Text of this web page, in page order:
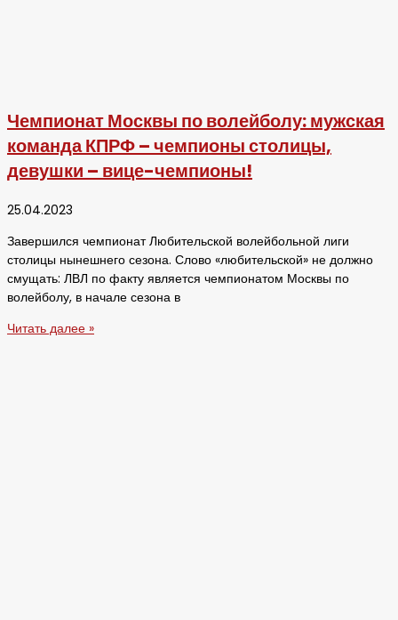
Чемпионат Москвы по волейболу: мужская
команда КПРФ – чемпионы столицы,
девушки – вице-чемпионы!
25.04.2023
Завершился чемпионат Любительской волейбольной лиги
столицы нынешнего сезона. Слово «любительской» не должно
смущать: ЛВЛ по факту является чемпионатом Москвы по
волейболу, в начале сезона в
Читать далее »